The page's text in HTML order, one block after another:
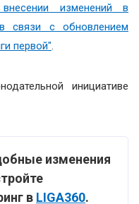
изменений в
связи с обновлением
первой".
инициативе
изменения
в LIGA360.